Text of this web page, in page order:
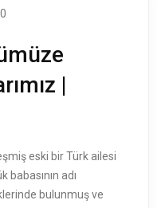
0
|
eski bir Türk ailesi
babasının adı
bulunmuş ve